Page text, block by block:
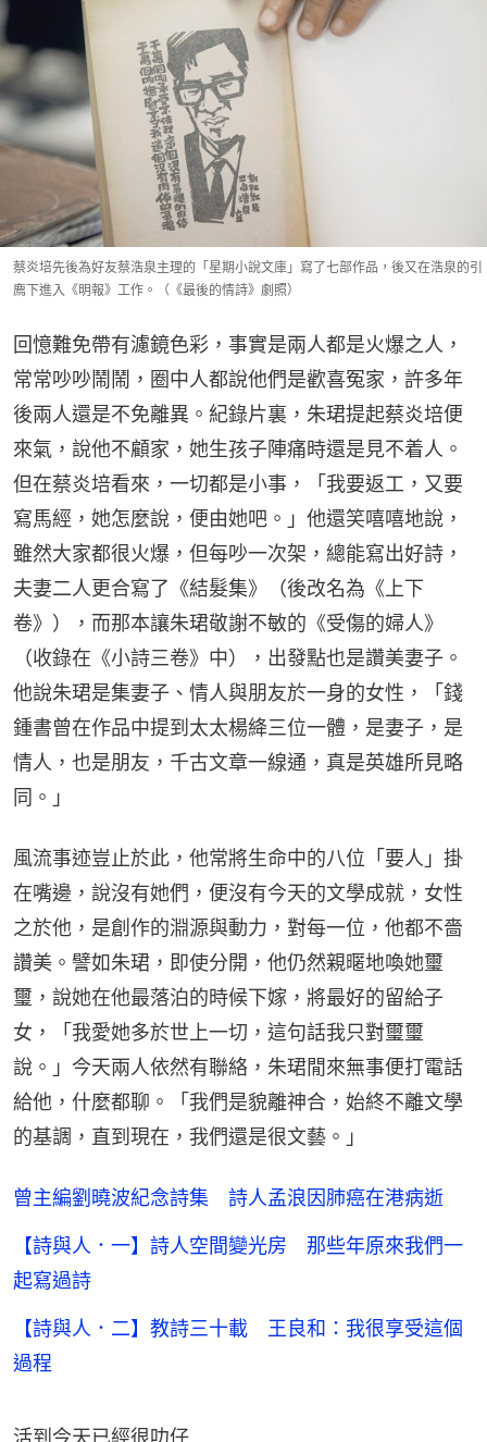
蔡炎培先後為好友蔡浩泉主理的「星期小說文庫」寫了七部作品，後又在浩泉的引
廌下進入《明報》工作。（《最後的情詩》劇照）
回憶難免帶有濾鏡色彩，事實是兩人都是火爆之人，
常常吵吵鬧鬧，圈中人都說他們是歡喜冤家，許多年
後兩人還是不免離異。紀錄片裏，朱珺提起蔡炎培便
來氣，說他不顧家，她生孩子陣痛時還是見不着人。
但在蔡炎培看來，一切都是小事，「我要返工，又要
寫馬經，她怎麼說，便由她吧。」他還笑嘻嘻地說，
雖然大家都很火爆，但每吵一次架，總能寫出好詩，
夫妻二人更合寫了《結髮集》（後改名為《上下
卷》），而那本讓朱珺敬謝不敏的《受傷的婦人》
（收錄在《小詩三卷》中），出發點也是讚美妻子。
他說朱珺是集妻子、情人與朋友於一身的女性，「錢
鍾書曾在作品中提到太太楊絳三位一體，是妻子，是
情人，也是朋友，千古文章一線通，真是英雄所見略
同。」
風流事迹豈止於此，他常將生命中的八位「要人」掛
在嘴邊，說沒有她們，便沒有今天的文學成就，女性
之於他，是創作的淵源與動力，對每一位，他都不嗇
讚美。譬如朱珺，即使分開，他仍然親暱地喚她璽
璽，說她在他最落泊的時候下嫁，將最好的留給子
女，「我愛她多於世上一切，這句話我只對璽璽
說。」今天兩人依然有聯絡，朱珺閒來無事便打電話
給他，什麼都聊。「我們是貌離神合，始終不離文學
的基調，直到現在，我們還是很文藝。」
曾主編劉曉波紀念詩集 詩人孟浪因肺癌在港病逝
【詩與人．一】詩人空間變光房 那些年原來我們一
起寫過詩
【詩與人．二】教詩三十載 王良和：我很享受這個
過程
活到今天已經很叻仔